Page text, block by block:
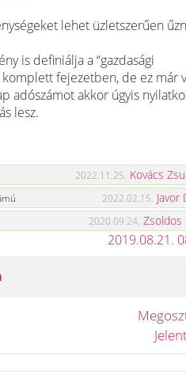
lehet üzletszerűen
is definiálja a “gazdasági
komplett fejezetben, de ez már
adószámot akkor úgyis
lesz.
2022.11.25. Kovács
2022.02.15. Javor
2020.09.24. Zsoldos
2019.08.21.